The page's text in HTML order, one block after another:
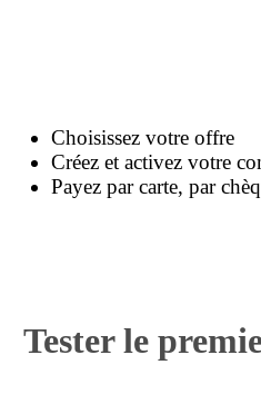
Choisissez votre offre
Créez et activez votre
Payez par carte, par
Tester le